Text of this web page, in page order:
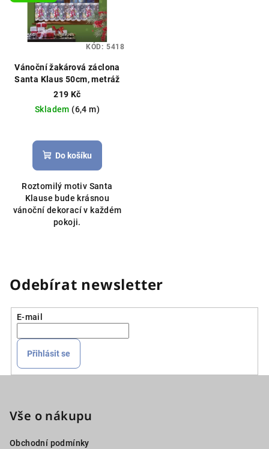
Vánoční žakárová záclona
Santa Klaus 50cm, metráž
219 Kč
Skladem (6,4 m)
hodnocení
produktu
z
5
hvězdiček.
Do košíku
Roztomilý motiv Santa
Klause bude krásnou
vánoční dekorací v každém
pokoji.
KÓD: 5418
Odebírat newsletter
E-mail
Přihlásit se
Vše o nákupu
Obchodní podmínky